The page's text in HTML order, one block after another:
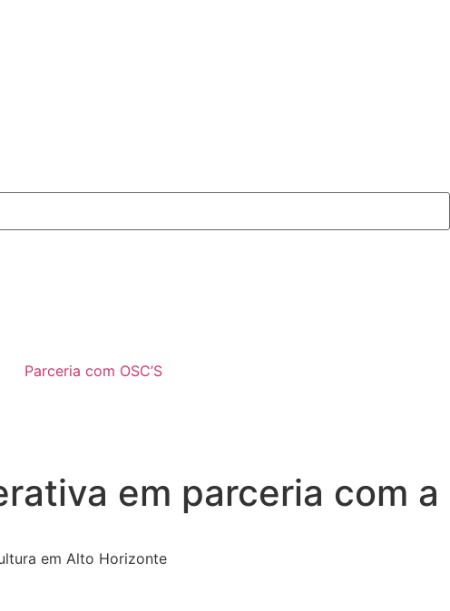
Parceria com OSC’S
em parceria com a
em Alto Horizonte